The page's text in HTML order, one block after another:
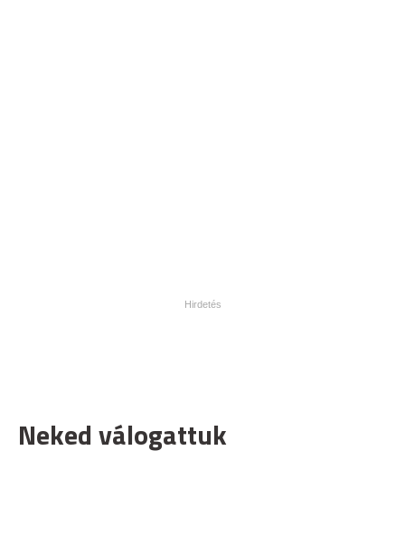
Neked válogattuk